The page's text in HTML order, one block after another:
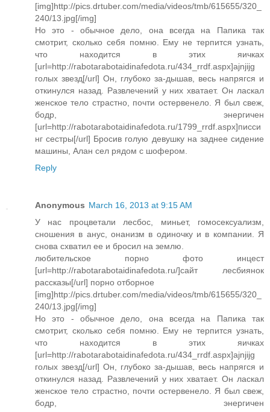
[img]http://pics.drtuber.com/media/videos/tmb/615655/320_
240/13.jpg[/img]
Но это - обычное дело, она всегда на Папика так
смотрит, сколько себя помню. Ему не терпится узнать,
что находится в этих яичках
[url=http://rabotarabotaidinafedota.ru/434_rrdf.aspx]ajnjijg
голых звезд[/url] Он, глубоко за-дышав, весь напрягся и
откинулся назад. Развлечений у них хватает. Он ласкал
женское тело страстно, почти остервенело. Я был свеж,
бодр, энергичен
[url=http://rabotarabotaidinafedota.ru/1799_rrdf.aspx]писси
нг сестры[/url] Бросив голую девушку на заднее сидение
машины, Алан сел рядом с шофером.
Reply
Anonymous March 16, 2013 at 9:15 AM
У нас процветали лесбос, миньет, гомосексуализм,
сношения в анус, онанизм в одиночку и в компании. Я
снова схватил ее и бросил на землю.
любительское порно фото инцест
[url=http://rabotarabotaidinafedota.ru/]сайт лесбиянок
рассказы[/url] порно отборное
[img]http://pics.drtuber.com/media/videos/tmb/615655/320_
240/13.jpg[/img]
Но это - обычное дело, она всегда на Папика так
смотрит, сколько себя помню. Ему не терпится узнать,
что находится в этих яичках
[url=http://rabotarabotaidinafedota.ru/434_rrdf.aspx]ajnjijg
голых звезд[/url] Он, глубоко за-дышав, весь напрягся и
откинулся назад. Развлечений у них хватает. Он ласкал
женское тело страстно, почти остервенело. Я был свеж,
бодр, энергичен